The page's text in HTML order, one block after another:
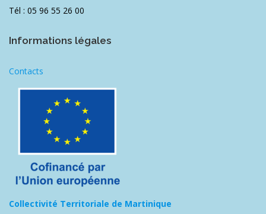
Tél : 05 96 55 26 00
Informations légales
Contacts
Collectivité Territoriale de Martinique